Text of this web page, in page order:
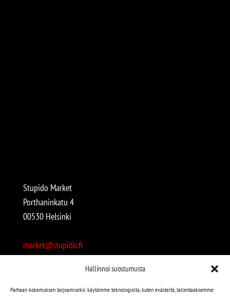
Hallinnoi suostumusta
Parhaan kokemuksen tarjoamiseksi käytämme teknologioita, kuten evästeitä, tallentaaksemme
Stupido Market
Porthaninkatu 4
00530 Helsinki
market@stupido.fi
Avoinna: